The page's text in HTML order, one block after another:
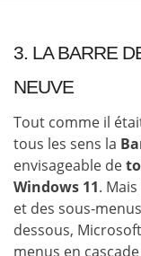
3. LA BARRE
NEUVE
Tout comme il
tous les sens la
envisageable de
Windows 11.
et des sous-
dessous,
menus en